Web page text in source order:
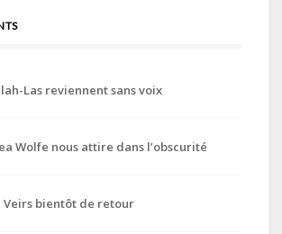
Las reviennent sans voix
Wolfe nous attire dans l’obscurité
Veirs bientôt de retour